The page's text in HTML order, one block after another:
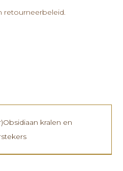
retourneerbeleid.
kralen en